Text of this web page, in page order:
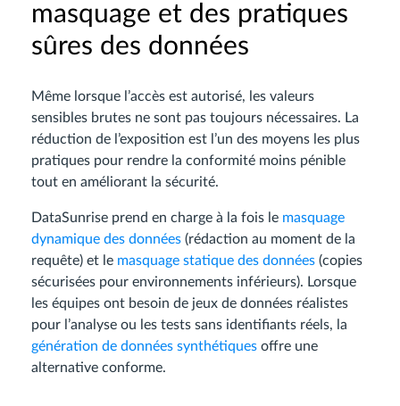
masquage et des pratiques
sûres des données
Même lorsque l’accès est autorisé, les valeurs
sensibles brutes ne sont pas toujours nécessaires. La
réduction de l’exposition est l’un des moyens les plus
pratiques pour rendre la conformité moins pénible
tout en améliorant la sécurité.
DataSunrise prend en charge à la fois le masquage
dynamique des données (rédaction au moment de la
requête) et le masquage statique des données (copies
sécurisées pour environnements inférieurs). Lorsque
les équipes ont besoin de jeux de données réalistes
pour l’analyse ou les tests sans identifiants réels, la
génération de données synthétiques offre une
alternative conforme.